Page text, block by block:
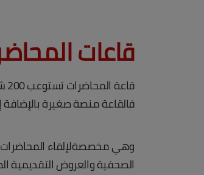
قاعات
فالقاعة منصة صغيرة
وهي مخصصةلإلقاء المحاضرات
الصحفية والعروض التقديمية